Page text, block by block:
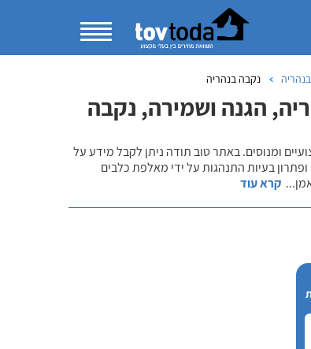
נקבה בנהריה
הגנה ושמירה, נקבה
ומנוסים. באתר טוב תודה ניתן לקבל מידע על
בעיות התנהגות על ידי מאלפת כלבים
... קרא עוד